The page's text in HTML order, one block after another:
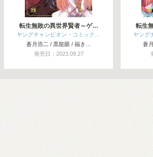
転生無敗の異世界賢者～ゲ…
ヤングチャンピオン・コミック…
蒼月浩二 / 黒龍眼 / 福き…
発売日：2023.09.27
転生
ヤング
蒼